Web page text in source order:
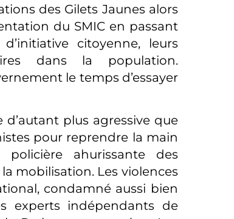
des Gilets Jaunes alors
du SMIC en passant
citoyenne, leurs
dans la population.
le temps d’essayer
plus agressive que
pour reprendre la main
ahurissante des
mobilisation. Les violences
condamné aussi bien
experts indépendants de